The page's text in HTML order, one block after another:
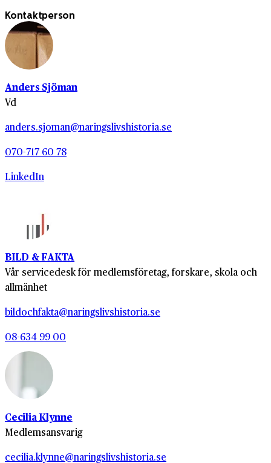
Fredrik Linder
Lennart Ploom
Stockholms stad
Elisabeth Lundberg
egenföretagare
Magnus Thulin
Handelskammare
Kontaktperson
Anders Sjöman
Vd
anders.sjoman@naringslivshistoria.se
070-717 60 78
LinkedIn
BILD & FAKTA
Vår servicedesk för medlemsföretag, forskare, skola och
allmänhet
bildochfakta@naringslivshistoria.se
08-634 99 00
Cecilia Klynne
Medlemsansvarig
cecilia.klynne@naringslivshistoria.se